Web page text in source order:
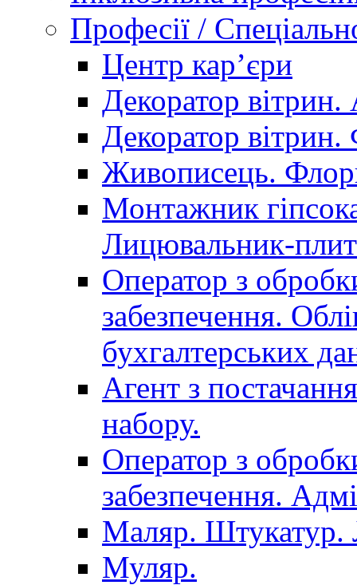
Професії /
Центр кар’єри
Декоратор вітрин.
Декоратор вітрин.
Живописець.
Монтажник
Лицювальник-
Оператор з
забезпечення.
бухгалтерських
Агент з
набору.
Оператор з
забезпечення.
Маляр. Штукатур.
Муляр.